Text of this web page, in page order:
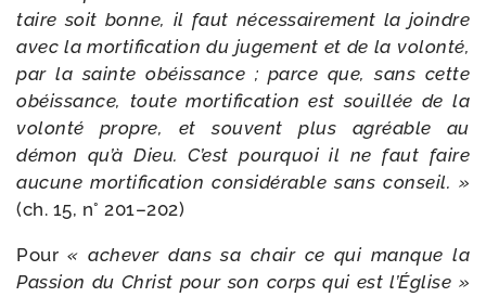
taire soit bonne, il faut néces­sai­re­ment la joindre
avec la mor­ti­fi­ca­tion du juge­ment et de la volon­té,
par la sainte obéis­sance ; parce que, sans cette
obéis­sance, toute mor­ti­fi­ca­tion est souillée de la
volon­té propre, et sou­vent plus agréable au
démon qu’à Dieu. C’est pour­quoi il ne faut faire
aucune mor­ti­fi­ca­tion consi­dé­rable sans conseil. »
(ch. 15, n° 201–202)
Pour« ache­ver dans sa chair ce qui manque la
Passion du Christ pour son corps qui est l’Église »